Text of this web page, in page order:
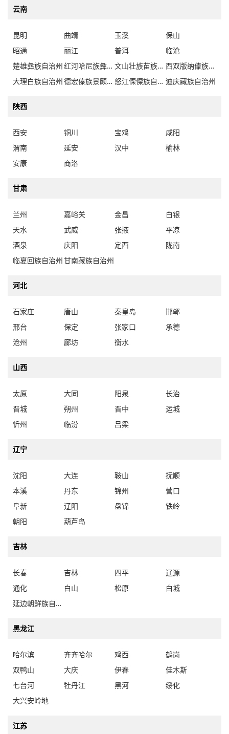
云南
昆明 曲靖 玉溪
保山
昭通
丽江 普洱
临沧
楚雄彝族自治州
红河哈尼族彝族自治州 文山壮族苗族自治州
西双版纳傣族自治州
大理白族自治州
德宏傣族景颇族自治州 怒江傈僳族自治州 迪庆藏族自治州
陕西
西安 铜川 宝鸡
咸阳
渭南
延安 汉中
榆林
安康
商洛
甘肃
兰州 嘉峪关 金昌
白银
天水
武威 张掖
平凉
酒泉
庆阳 定西
陇南
临夏回族自治州甘南藏族自治州
河北
石家庄 唐山 秦皇岛
邯郸
邢台
保定 张家口
承德
沧州
廊坊 衡水
山西
太原 大同 阳泉
长治
晋城
朔州 晋中
运城
忻州
临汾 吕梁
辽宁
沈阳 大连 鞍山
抚顺
本溪
丹东 锦州
营口
阜新
辽阳 盘锦
铁岭
朝阳
葫芦岛
吉林
长春 吉林 四平
辽源
通化
白山 松原
白城
延边朝鲜族自治州
黑龙江
哈尔滨 齐齐哈尔 鸡西
鹤岗
双鸭山
大庆 伊春
佳木斯
七台河
牡丹江 黑河
绥化
大兴安岭地
江苏